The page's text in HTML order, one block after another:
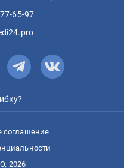
65-97
соглашение
2026